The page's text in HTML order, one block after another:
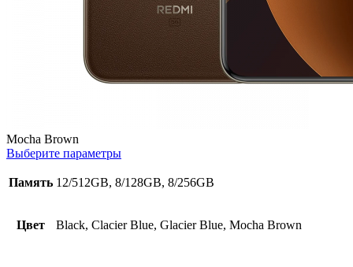
Mocha Brown
Выберите параметры
Память 12/512GB, 8/128GB, 8/256GB
Цвет Black, Clacier Blue, Glacier Blue, Mocha Brown